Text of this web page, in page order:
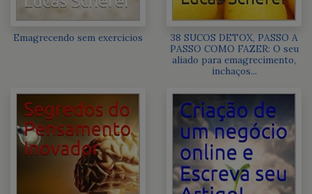
Emagrecendo sem exercicios
38 SUCOS DETOX, PASSO A
PASSO COMO FAZER: O seu
aliado para emagrecimento,
inchaços...